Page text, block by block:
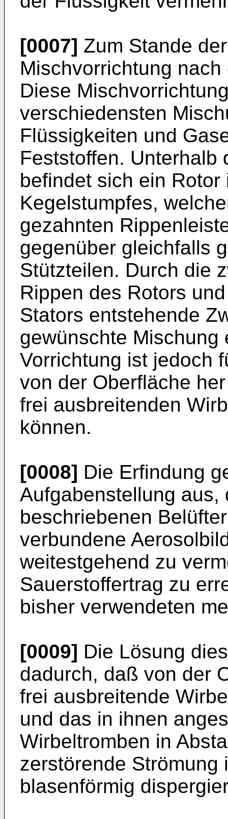
[0007] Zum Stande
Mischvorrichtung
Diese
verschiedensten
Flüssigkeiten und
Feststoffen. Unterhalb
befindet sich ein
Kegelstumpfes,
gezahnten
gegenüber gleichfalls
Stützteilen. Durch die
Rippen des Rotors
Stators entstehende
gewünschte
Vorrichtung ist jedoch
von der Oberfläche
frei ausbreitenden
können.
[0008] Die Erfindung
Aufgabenstellung
beschriebenen
verbundene
weitestgehend zu
Sauerstoffertrag zu
bisher verwendeten
[0009] Die Lösung
dadurch, daß von der
frei ausbreitende
und das in ihnen
Wirbeltromben in
zerstörende Strömung
blasenförmig